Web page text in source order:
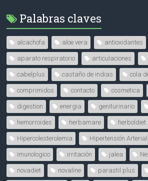
Palabras claves
alcachofa aloe vera antioxidantes
aparato respiratorio articulaciones
cabelplus castaño de indias cola
comprimidos contacto cosmetica
digestion energia geniturinario
hemorroides herbamare herboldiet
Hipercolesterolemia Hipertensión Arterial
imunologico irritación jalea
novadiet novaline parastil plus